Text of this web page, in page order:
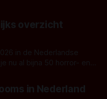
overzicht
in de Nederlandse
nu al bijna 50 horror- en
in Nederland